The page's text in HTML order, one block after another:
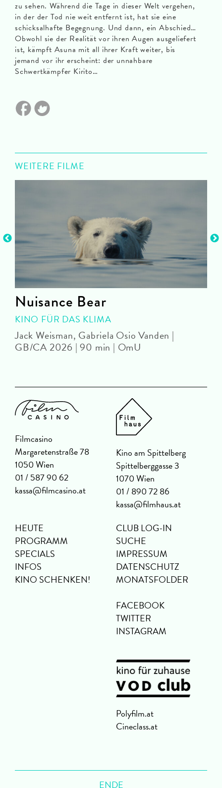
zu sehen. Während die Tage in dieser Welt vergehen,
in der der Tod nie weit entfernt ist, hat sie eine
schicksalhafte Begegnung. Und dann, ein Abschied…
Obwohl sie der Realität vor ihren Augen ausgeliefert
ist, kämpft Asuna mit all ihrer Kraft weiter, bis
jemand vor ihr erscheint: der unnahbare
Schwertkämpfer Kirito…
WEITERE FILME
Nuisance Bear
KINO FÜR DAS KLIMA
Jack Weisman, Gabriela Osio Vanden |
GB/CA 2026 | 90 min | OmU
Filmcasino
Margaretenstraße 78
1050 Wien
01 / 587 90 62
kassa@filmcasino.at
Kino am Spittelberg
Spittelberggasse 3
1070 Wien
01 / 890 72 86
kassa@filmhaus.at
HEUTE
PROGRAMM
SPECIALS
INFOS
KINO SCHENKEN!
CLUB LOG-IN
SUCHE
IMPRESSUM
DATENSCHUTZ
MONATSFOLDER
FACEBOOK
TWITTER
INSTAGRAM
Polyfilm.at
Cineclass.at
ENDE